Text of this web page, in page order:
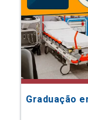
Graduação